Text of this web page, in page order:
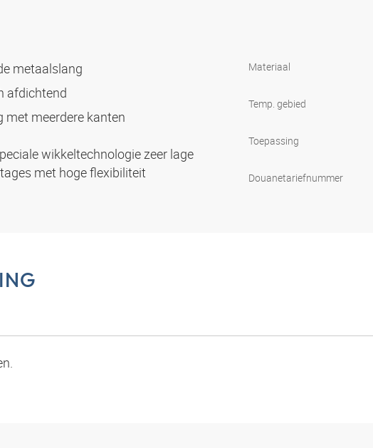
metaalslang
afdichtend
met meerdere kanten
wikkeltechnologie zeer lage
met hoge flexibiliteit
Materiaal
Temp. gebied
Toepassing
Douanetariefnummer